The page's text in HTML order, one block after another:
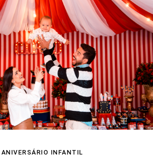
ANIVERSÁRIO INFANTIL